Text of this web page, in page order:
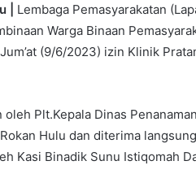
| Lembaga Pemasyarakatan
Warga Binaan
(9/6/2023) izin Klinik
Plt.Kepala Dinas
Hulu dan diterima
Kasi Binadik Sunu Istiqomah